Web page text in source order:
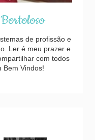
de profissão e
Ler é meu prazer e
com todos
Bem Vindos!